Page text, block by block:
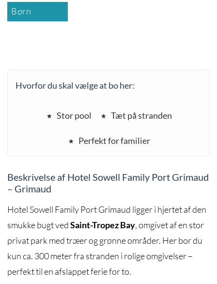
Børn
Hvorfor du skal vælge at bo her:
Stor pool Tæt på stranden
Perfekt for familier
Beskrivelse af Hotel Sowell Family Port Grimaud
– Grimaud
Hotel Sowell Family Port Grimaud ligger i hjertet af den
smukke bugt vedSaint-Tropez Bay, omgivet af en stor
privat park med træer og grønne områder. Her bor du
kun ca. 300 meter fra stranden i rolige omgivelser –
perfekt til en afslappet ferie for to.